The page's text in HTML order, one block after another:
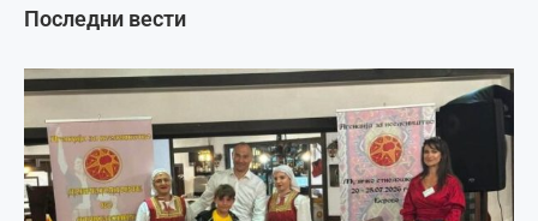
Последни вести